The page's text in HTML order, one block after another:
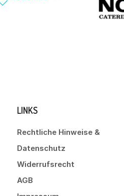
LINKS
Rechtliche Hinweise &
Datenschutz
Widerrufsrecht
AGB